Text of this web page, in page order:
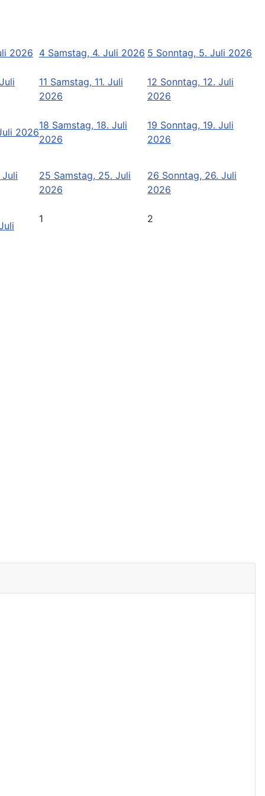
2026 4 Samstag, 4. Juli 2026 5 Sonntag, 5. Juli 2026
11 Samstag, 11. Juli
2026
12 Sonntag, 12. Juli
2026
2026
18 Samstag, 18. Juli
2026
19 Sonntag, 19. Juli
2026
Juli
25 Samstag, 25. Juli
2026
26 Sonntag, 26. Juli
2026
1 2